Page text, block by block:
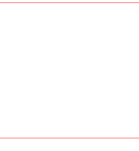
報は一部です。詳細はお店にお問い合わせく